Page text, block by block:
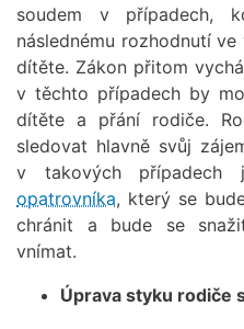
soudem v případech,
následnému rozhodnutí
dítěte. Zákon přitom
v těchto případech by
dítěte a přání rodiče.
sledovat hlavně svůj
v takových případech
opatrovníka, který se
chránit a bude se
vnímat.
Úprava styku rodiče